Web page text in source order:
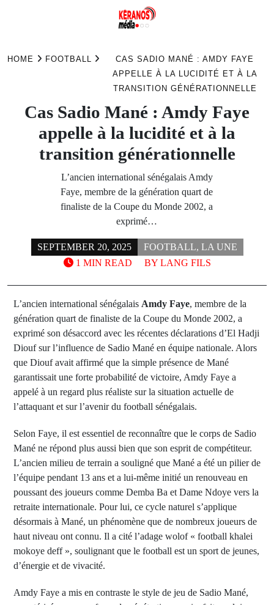
HOME FOOTBALL
CAS SADIO MANÉ : AMDY FAYE
APPELLE À LA LUCIDITÉ ET À LA
TRANSITION GÉNÉRATIONNELLE
Cas Sadio Mané : Amdy Faye
appelle à la lucidité et à la
transition générationnelle
L’ancien international sénégalais Amdy
Faye, membre de la génération quart de
finaliste de la Coupe du Monde 2002, a
exprimé…
SEPTEMBER 20, 2025 FOOTBALL, LA UNE
BY LANG FILS
1 MIN READ
L’ancien international sénégalais Amdy Faye, membre de la
génération quart de finaliste de la Coupe du Monde 2002, a
exprimé son désaccord avec les récentes déclarations d’El Hadji
Diouf sur l’influence de Sadio Mané en équipe nationale. Alors
que Diouf avait affirmé que la simple présence de Mané
garantissait une forte probabilité de victoire, Amdy Faye a
appelé à un regard plus réaliste sur la situation actuelle de
l’attaquant et sur l’avenir du football sénégalais.
Selon Faye, il est essentiel de reconnaître que le corps de Sadio
Mané ne répond plus aussi bien que son esprit de compétiteur.
L’ancien milieu de terrain a souligné que Mané a été un pilier de
l’équipe pendant 13 ans et a lui-même initié un renouveau en
poussant des joueurs comme Demba Ba et Dame Ndoye vers la
retraite internationale. Pour lui, ce cycle naturel s’applique
désormais à Mané, un phénomène que de nombreux joueurs de
haut niveau ont connu. Il a cité l’adage wolof « football khalei
mokoye deff », soulignant que le football est un sport de jeunes,
d’énergie et de vivacité.
Amdy Faye a mis en contraste le style de jeu de Sadio Mané,